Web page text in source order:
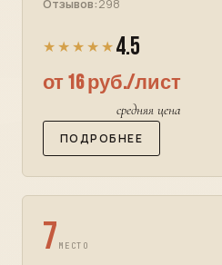
Отзывов:298
★★★★★ 4.5
от 16 руб./лист
средняя цена
ПОДРОБНЕЕ
7 МЕСТО